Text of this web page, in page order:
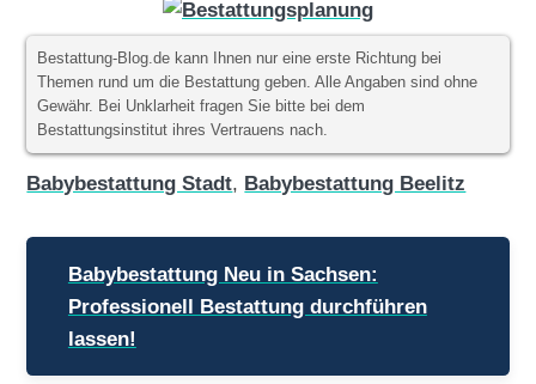
Bestattung-Blog.de kann Ihnen nur eine erste Richtung bei
Themen rund um die Bestattung geben. Alle Angaben sind ohne
Gewähr. Bei Unklarheit fragen Sie bitte bei dem
Bestattungsinstitut ihres Vertrauens nach.
Babybestattung Stadt, Babybestattung Beelitz
Beitragsnavigation
Babybestattung Neu in Sachsen:
Professionell Bestattung durchführen
lassen!